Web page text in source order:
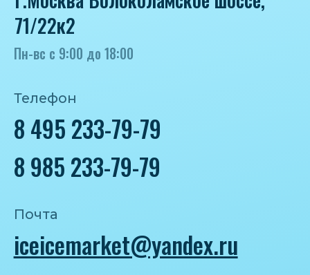
Политика конфиденциальности